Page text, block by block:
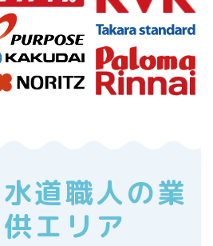
道職人の業
エリア